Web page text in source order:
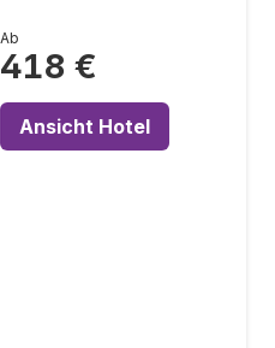
Ab
418 €
Ansicht Hotel